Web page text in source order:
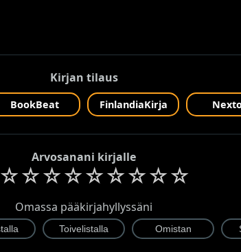
Kirjan tilaus
BookBeat FinlandiaKirja
Arvosanani kirjalle
☆☆☆☆☆☆☆☆☆
Omassa pääkirjahyllyssäni